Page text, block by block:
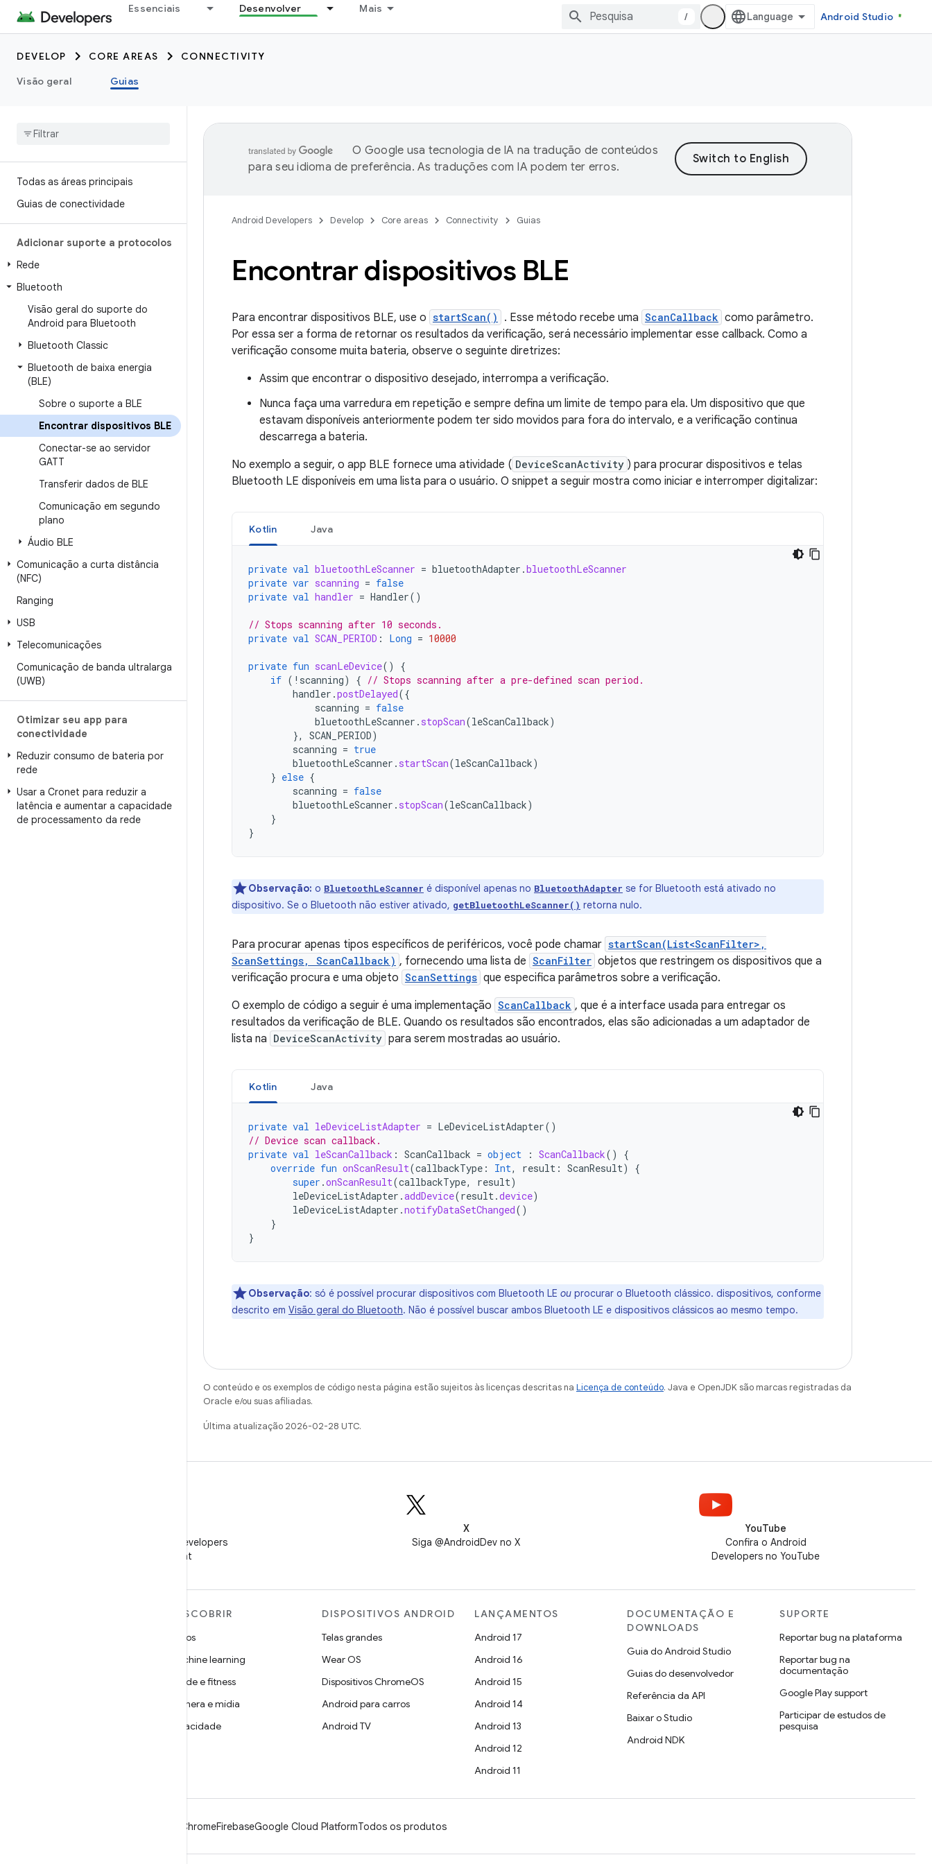
Essenciais Desenvolver Mais
/ Android Studio
DEVELOP CORE AREAS
CONNECTIVITY
Visão geral
Guias
Todas as áreas principais
Guias de conectividade
Adicionar suporte a protocolos
Rede
Bluetooth
Visão geral do suporte do
Android para Bluetooth
Bluetooth Classic
Bluetooth de baixa energia
(BLE)
Sobre o suporte a BLE
Encontrar dispositivos BLE
Conectar-se ao servidor
GATT
Transferir dados de BLE
Comunicação em segundo
plano
Áudio BLE
Comunicação a curta distância
(NFC)
Ranging
USB
Telecomunicações
Comunicação de banda ultralarga
(UWB)
Otimizar seu app para
conectividade
Reduzir consumo de bateria por
rede
Usar a Cronet para reduzir a
latência e aumentar a capacidade
de processamento da rede
O Google usa tecnologia de IA na tradução de conteúdos
para seu idioma de preferência. As traduções com IA podem ter erros.
Android Developers Develop Core areas Connectivity Guias
Encontrar dispositivos BLE
Para encontrar dispositivos BLE, use o startScan() . Esse método recebe uma ScanCallback como parâmetro.
Por essa ser a forma de retornar os resultados da verificação, será necessário implementar esse callback. Como a
verificação consome muita bateria, observe o seguinte diretrizes:
Assim que encontrar o dispositivo desejado, interrompa a verificação.
Nunca faça uma varredura em repetição e sempre defina um limite de tempo para ela. Um dispositivo que que
estavam disponíveis anteriormente podem ter sido movidos para fora do intervalo, e a verificação continua
descarrega a bateria.
No exemplo a seguir, o app BLE fornece uma atividade ( DeviceScanActivity ) para procurar dispositivos e telas
Bluetooth LE disponíveis em uma lista para o usuário. O snippet a seguir mostra como iniciar e interromper digitalizar:
Kotlin Java
private val bluetoothLeScanner = bluetoothAdapter .bluetoothLeScanner
private var scanning = false
private val handler = Handler()
// Stops scanning after 10 seconds.
private val SCAN_PERIOD : Long = 10000
private fun scanLeDevice()
{
if ( ! scanning) { // Stops scanning after a pre-defined scan period.
handler .postDelayed({
scanning = false
bluetoothLeScanner . stopScan(leScanCallback)
},
SCAN_PERIOD)
scanning = true
bluetoothLeScanner . startScan(leScanCallback)
} else {
scanning = false
bluetoothLeScanner . stopScan(leScanCallback)
}
}
Observação: o BluetoothLeScanner é disponível apenas no BluetoothAdapter se for Bluetooth está ativado no
dispositivo. Se o Bluetooth não estiver ativado, getBluetoothLeScanner() retorna nulo.
Para procurar apenas tipos específicos de periféricos, você pode chamar startScan(List<ScanFilter>,
ScanSettings, ScanCallback) , fornecendo uma lista de ScanFilter objetos que restringem os dispositivos que a
verificação procura e uma objeto ScanSettings que especifica parâmetros sobre a verificação.
O exemplo de código a seguir é uma implementação ScanCallback , que é a interface usada para entregar os
resultados da verificação de BLE. Quando os resultados são encontrados, elas são adicionadas a um adaptador de
lista na DeviceScanActivity para serem mostradas ao usuário.
Kotlin Java
private val leDeviceListAdapter = LeDeviceListAdapter()
// Device scan callback.
private val leScanCallback : ScanCallback = object : ScanCallback()
{
override fun onScanResult(callbackType : Int, result : ScanResult)
{
super .onScanResult(callbackType, result)
leDeviceListAdapter .addDevice(result.device)
leDeviceListAdapter .notifyDataSetChanged()
}
}
Observação: só é possível procurar dispositivos com Bluetooth LE ou procurar o Bluetooth clássico. dispositivos, conforme
descrito em Visão geral do Bluetooth. Não é possível buscar ambos Bluetooth LE e dispositivos clássicos ao mesmo tempo.
O conteúdo e os exemplos de código nesta página estão sujeitos às licenças descritas na Licença de conteúdo. Java e OpenJDK são marcas registradas da
Oracle e/ou suas afiliadas.
Última atualização 2026-02-28 UTC.
Siga o Android Developers
no WeChat
X
Siga @AndroidDev no X
YouTube
Confira o Android
Developers no YouTube
DESCOBRIR
Jogos
Machine learning
Saúde e fitness
Câmera e mídia
Privacidade
DISPOSITIVOS ANDROID
Telas grandes
Wear OS
Dispositivos ChromeOS
Android para carros
Android TV
LANÇAMENTOS
Android 17
Android 16
Android 15
Android 14
Android 13
Android 12
Android 11
DOCUMENTAÇÃO E
DOWNLOADS
Guia do Android Studio
Guias do desenvolvedor
Referência da API
Baixar o Studio
Android NDK
SUPORTE
Reportar bug na plataforma
Reportar bug na
documentação
Google Play support
Participar de estudos de
pesquisa
ChromeFirebaseGoogle Cloud PlatformTodos os produtos